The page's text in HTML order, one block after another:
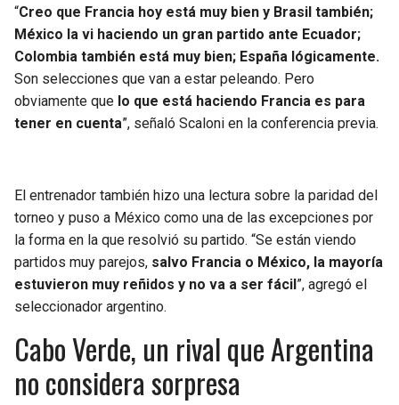
“Creo que Francia hoy está muy bien y Brasil también;
México la vi haciendo un gran partido ante Ecuador;
Colombia también está muy bien; España lógicamente.
Son selecciones que van a estar peleando. Pero
obviamente que lo que está haciendo Francia es para
tener en cuenta”, señaló Scaloni en la conferencia previa.
El entrenador también hizo una lectura sobre la paridad del
torneo y puso a México como una de las excepciones por
la forma en la que resolvió su partido. “Se están viendo
partidos muy parejos, salvo Francia o México, la mayoría
estuvieron muy reñidos y no va a ser fácil ”, agregó el
seleccionador argentino.
Cabo Verde, un rival que Argentina
no considera sorpresa